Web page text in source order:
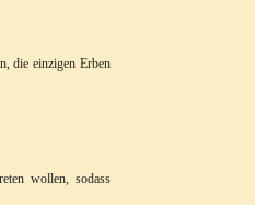
die einzigen Erben
wollen, sodass